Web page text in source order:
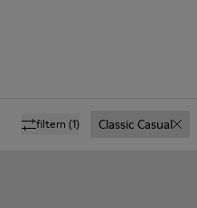
filtern (1) Classic Casual